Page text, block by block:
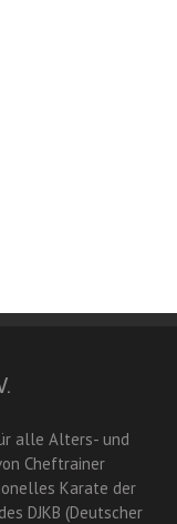
alle Alters- und
Cheftrainer
Karate der
DJKB (Deutscher